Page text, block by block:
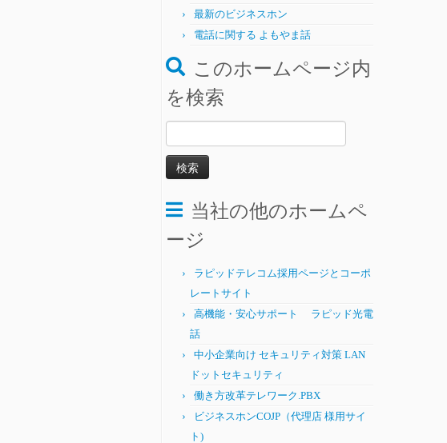
最新のビジネスホン
電話に関する よもやま話
このホームページ内
を検索
索:
当社の他のホームペ
ージ
ラピッドテレコム採用ページとコーポ
レートサイト
高機能・安心サポート ラピッド光電
話
中小企業向け セキュリティ対策 LAN
ドットセキュリティ
働き方改革テレワーク.PBX
ビジネスホンCOJP（代理店 様用サイ
ト)